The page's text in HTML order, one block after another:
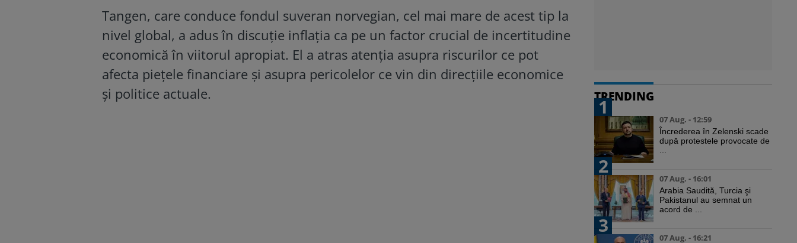
Tangen, care conduce fondul suveran norvegian, cel mai mare de acest tip la
nivel global, a adus în discuție inflația ca pe un factor crucial de incertitudine
economică în viitorul apropiat. El a atras atenția asupra riscurilor ce pot
afecta piețele financiare și asupra pericolelor ce vin din direcțiile economice
și politice actuale.
TRENDING
1
07 Aug. - 12:59
Încrederea în Zelenski scade
după protestele provocate de
2
07 Aug. - 16:01
Arabia Saudită, Turcia şi
Pakistanul au semnat un
acord de ...
3
07 Aug. - 16:21